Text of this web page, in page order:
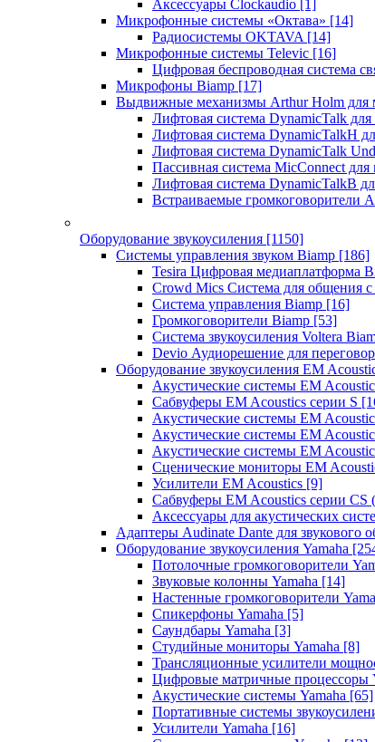
Аксессуары Clockaudio [1]
Микрофонные системы «Октава» [14]
Радиосистемы OKTAVA [14]
Микрофонные системы Televic [16]
Цифровая беспроводная система
Микрофоны Biamp [17]
Выдвижные механизмы Arthur Holm для
Лифтовая система DynamicTalk
Лифтовая система DynamicTalkH
Лифтовая система DynamicTalk
Пассивная система MicConnect
Лифтовая система DynamicTalkB
Встраиваемые громкоговорители
Оборудование звукоусиления [1150]
Системы управления звуком Biamp [186]
Tesira Цифровая медиаплатформа
Crowd Mics Система для общения с
Система управления Biamp [16]
Громкоговорители Biamp [53]
Система звукоусиления Voltera
Devio Аудиорешение для
Оборудование звукоусиления EM
Акустические системы EM
Сабвуферы EM Acoustics серии S
Акустические системы EM
Акустические системы EM
Акустические системы EM
Сценические мониторы EM
Усилители EM Acoustics [9]
Сабвуферы EM Acoustics серии CS
Аксессуары для акустических
Адаптеры Audinate Dante для звукового
Оборудование звукоусиления Yamaha
Потолочные громкоговорители
Звуковые колонны Yamaha [14]
Настенные громкоговорители
Спикерфоны Yamaha [5]
Саундбары Yamaha [3]
Студийные мониторы Yamaha [8]
Трансляционные усилители
Цифровые матричные процессоры
Акустические системы Yamaha [65]
Портативные системы
Усилители Yamaha [16]